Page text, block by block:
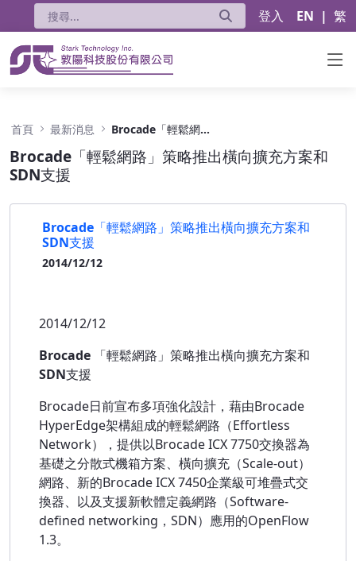
登入 EN | 繁
首頁 最新消息 Brocade「輕鬆網路」策略推出橫向擴充方案和SDN支援
Brocade「輕鬆網路」策略推出橫向擴充方案和
SDN支援
Brocade「輕鬆網路」策略推出橫向擴充方案和
SDN支援
2014/12/12
2014/12/12
Brocade 「輕鬆網路」策略推出橫向擴充方案和
SDN支援
Brocade日前宣布多項強化設計，藉由Brocade
HyperEdge架構組成的輕鬆網路（Effortless
Network），提供以Brocade ICX 7750交換器為
基礎之分散式機箱方案、橫向擴充（Scale-out）
網路、新的Brocade ICX 7450企業級可堆疊式交
換器、以及支援新軟體定義網路（Software-
defined networking，SDN）應用的OpenFlow
1.3。